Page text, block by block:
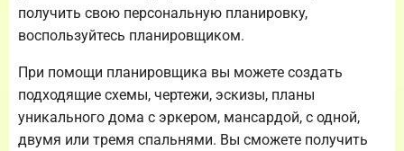
получить свою персональную планировку,
воспользуйтесь планировщиком.
При помощи планировщика вы можете создать
подходящие схемы, чертежи, эскизы, планы
уникального дома с эркером, мансардой, с одной,
двумя или тремя спальнями. Вы сможете получить